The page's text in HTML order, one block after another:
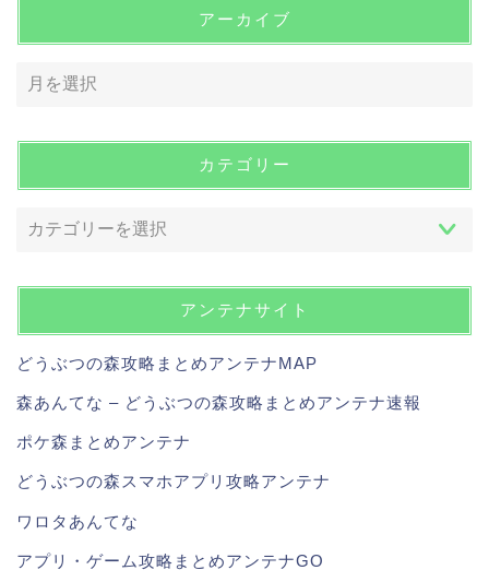
アーカイブ
カテゴリー
アンテナサイト
どうぶつの森攻略まとめアンテナMAP
森あんてな – どうぶつの森攻略まとめアンテナ速報
ポケ森まとめアンテナ
どうぶつの森スマホアプリ攻略アンテナ
ワロタあんてな
アプリ・ゲーム攻略まとめアンテナGO